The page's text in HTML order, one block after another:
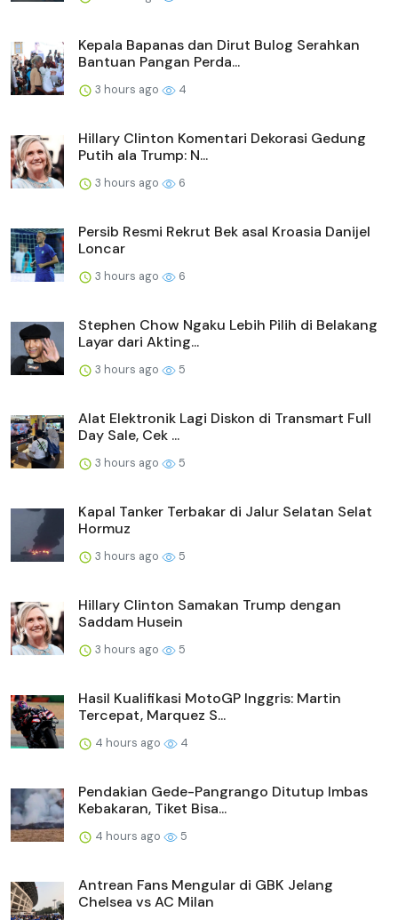
Kepala Bapanas dan Dirut Bulog Serahkan
Bantuan Pangan Perda...
3 hours ago 4
Hillary Clinton Komentari Dekorasi Gedung
Putih ala Trump: N...
3 hours ago 6
Persib Resmi Rekrut Bek asal Kroasia Danijel
Loncar
3 hours ago 6
Stephen Chow Ngaku Lebih Pilih di Belakang
Layar dari Akting...
3 hours ago 5
Alat Elektronik Lagi Diskon di Transmart Full
Day Sale, Cek ...
3 hours ago 5
Kapal Tanker Terbakar di Jalur Selatan Selat
Hormuz
3 hours ago 5
Hillary Clinton Samakan Trump dengan
Saddam Husein
3 hours ago 5
Hasil Kualifikasi MotoGP Inggris: Martin
Tercepat, Marquez S...
4 hours ago 4
Pendakian Gede-Pangrango Ditutup Imbas
Kebakaran, Tiket Bisa...
4 hours ago 5
Antrean Fans Mengular di GBK Jelang
Chelsea vs AC Milan